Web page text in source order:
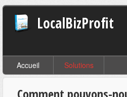
LocalBizProfit
Accueil Solutions